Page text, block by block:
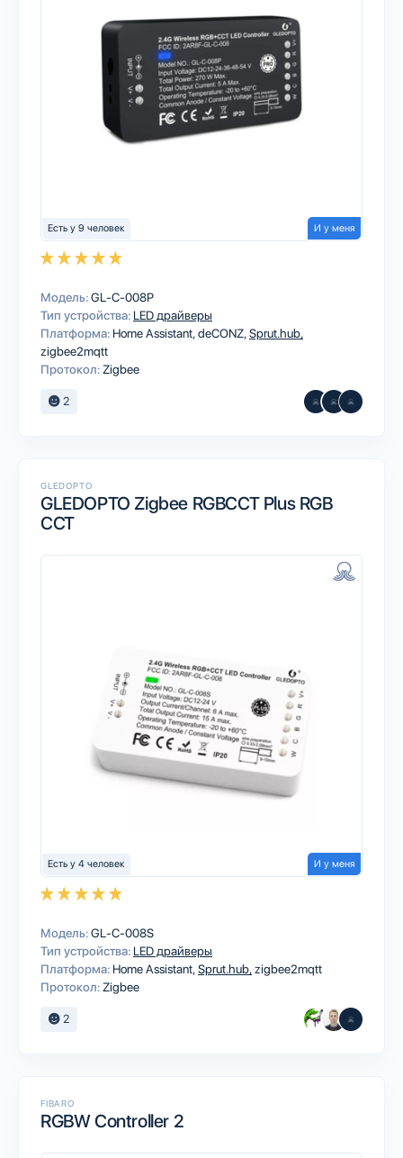
Есть у 9 человек И у меня
Модель:GL-C-008P
Тип устройства: LED драйверы
Платформа: Home AssistantdeCONZSprut.hub
zigbee2mqtt
Протокол: Zigbee
2
GLEDOPTO
GLEDOPTO Zigbee RGBCCT Plus RGB
CCT
Есть у 4 человек И у меня
Модель:GL-C-008S
Тип устройства: LED драйверы
Платформа: Home AssistantSprut.hubzigbee2mqtt
Протокол: Zigbee
2
FIBARO
RGBW Controller 2